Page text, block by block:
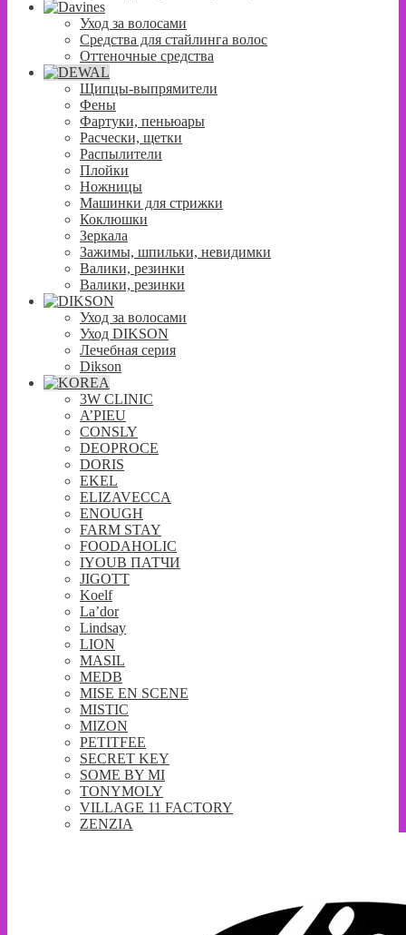
Уход за волосами
Средства для стайлинга волос
Оттеночные средства
Щипцы-выпрямители
Фены
Фартуки, пеньюары
Расчески, щетки
Распылители
Плойки
Ножницы
Машинки для стрижки
Коклюшки
Зеркала
Зажимы, шпильки, невидимки
Валики, резинки
Валики, резинки
Уход за волосами
Уход DIKSON
Лечебная серия
Dikson
3W CLINIC
A’PIEU
CONSLY
DEOPROCE
DORIS
EKEL
ELIZAVECCA
ENOUGH
FARM STAY
FOODAHOLIC
IYOUB ПАТЧИ
JIGOTT
Koelf
La’dor
Lindsay
LION
MASIL
MEDB
MISE EN SCENE
MISTIC
MIZON
PETITFEE
SECRET KEY
SOME BY MI
TONYMOLY
VILLAGE 11 FACTORY
ZENZIA